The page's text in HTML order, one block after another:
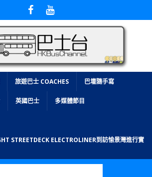
旅遊巴士 COACHES 巴壇隨手寫
英國巴士 多媒體節目
STREETDECK ELECTROLINER到訪愉景灣進行實